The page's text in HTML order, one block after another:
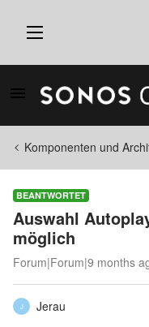
Komponenten und
BEANTWORTET
Auswahl
möglich
Forum|Forum|9 months
J
Jerau